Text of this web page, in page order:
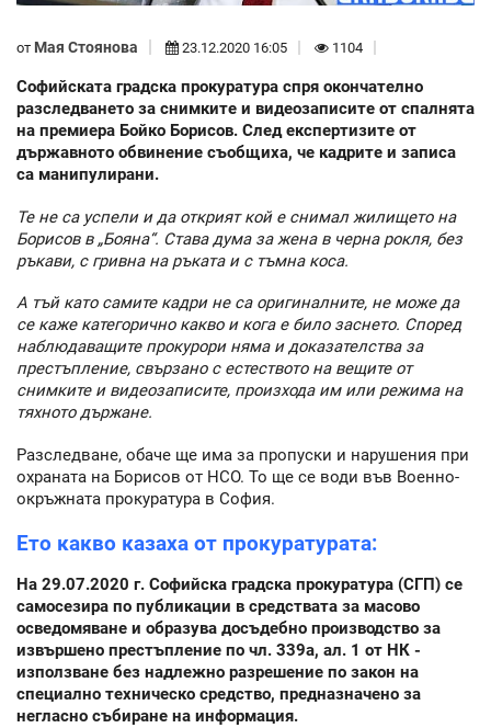
от Мая Стоянова 23.12.2020 16:05 1104
Софийската градска прокуратура спря окончателно
разследването за снимките и видеозаписите от спалнята
на премиера Бойко Борисов. След експертизите от
държавното обвинение съобщиха, че кадрите и записа
са манипулирани.
Те не са успели и да открият кой е снимал жилището на
Борисов в „Бояна“. Става дума за жена в черна рокля, без
ръкави, с гривна на ръката и с тъмна коса.
А тъй като самите кадри не са оригиналните, не може да
се каже категорично какво и кога е било заснето. Според
наблюдаващите прокурори няма и доказателства за
престъпление, свързано с естеството на вещите от
снимките и видеозаписите, произхода им или режима на
тяхното държане.
Разследване, обаче ще има за пропуски и нарушения при
охраната на Борисов от НСО. То ще се води във Военно-
окръжната прокуратура в София.
Ето какво казаха от прокуратурата:
На 29.07.2020 г. Софийска градска прокуратура (СГП) се
самосезира по публикации в средствата за масово
осведомяване и образува досъдебно производство за
извършено престъпление по чл. 339а, ал. 1 от НК -
използване без надлежно разрешение по закон на
специално техническо средство, предназначено за
негласно събиране на информация.